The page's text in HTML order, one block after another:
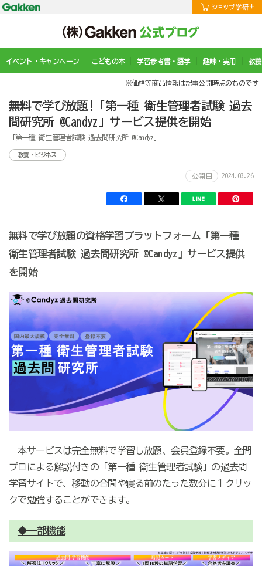
イベント・キャンペーン こどもの本 学習参考書・語学 趣味・実用 教
※価格等商品情報は記事公開時点のものです
無料で学び放題!「第一種 衛生管理者試験 過去
問研究所 @Candyz」サービス提供を開始
「第一種 衛生管理者試験 過去問研究所 @Candyz」
教養・ビジネス
公開日 2024.03.26
無料で学び放題の資格学習プラットフォーム「第一種
衛生管理者試験 過去問研究所 @Candyz」サービス提供
を開始
本サービスは完全無料で学習し放題、会員登録不要。全問
プロによる解説付きの「第一種 衛生管理者試験」の過去問
学習サイトで、移動の合間や寝る前のたった数分に１クリッ
クで勉強することができます。
◆一部機能